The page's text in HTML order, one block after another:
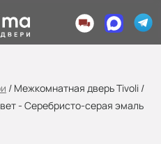
/ Межкомнатная дверь Tivoli /
- Серебристо-серая эмаль